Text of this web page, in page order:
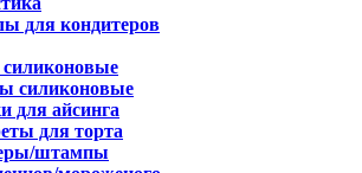
для кондитеров
силиконовые
для айсинга
для торта
штампы